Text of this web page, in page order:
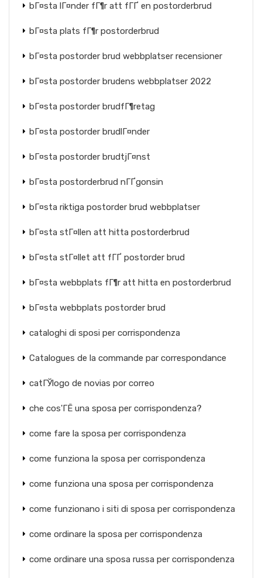
bГ¤sta lГ¤nder fГ¶r att fГҐ en postorderbrud
bГ¤sta plats fГ¶r postorderbrud
bГ¤sta postorder brud webbplatser recensioner
bГ¤sta postorder brudens webbplatser 2022
bГ¤sta postorder brudfГ¶retag
bГ¤sta postorder brudlГ¤nder
bГ¤sta postorder brudtjГ¤nst
bГ¤sta postorderbrud nГҐgonsin
bГ¤sta riktiga postorder brud webbplatser
bГ¤sta stГ¤llen att hitta postorderbrud
bГ¤sta stГ¤llet att fГҐ postorder brud
bГ¤sta webbplats fГ¶r att hitta en postorderbrud
bГ¤sta webbplats postorder brud
cataloghi di sposi per corrispondenza
Catalogues de la commande par correspondance
catГЎlogo de novias por correo
che cos'ГЁ una sposa per corrispondenza?
come fare la sposa per corrispondenza
come funziona la sposa per corrispondenza
come funziona una sposa per corrispondenza
come funzionano i siti di sposa per corrispondenza
come ordinare la sposa per corrispondenza
come ordinare una sposa russa per corrispondenza